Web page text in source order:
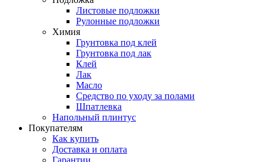
Листовые подложки
Рулонные подложки
Химия
Грунтовка под клей
Грунтовка под лак
Клей
Лак
Масло
Средство по уходу за полами
Шпатлевка
Напольный плинтус
Покупателям
Как купить
Доставка и оплата
Гарантии